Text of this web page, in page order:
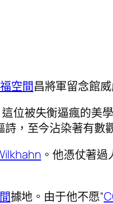
空間昌將軍留念館
位被失衡逼瘋的美
，至今沾染著有數
。他憑仗著
據地。由于他不愿“